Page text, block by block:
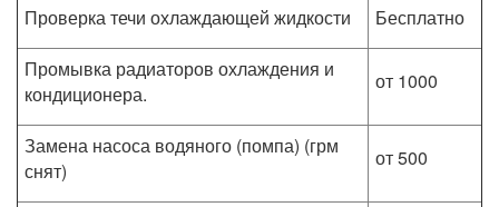
Проверка течи охлаждающей жидкости
Бесплатно
Промывка радиаторов охлаждения и
кондиционера.
от 1000
Замена насоса водяного (помпа) (грм
снят)
от 500